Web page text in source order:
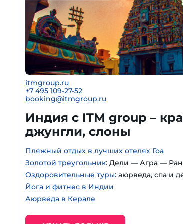
itmgroup.ru
+7 495 109-27-52
booking@itmgroup.ru
Индия с ITM group –
джунгли, слоны
Пляжный отдых в лучших отелях Гоа
Золотой треугольник: Дели — Агра —
Оздоровительные туры: аюрведа, спа и
Йога и фитнес в Индии
Аюрведа в Керале